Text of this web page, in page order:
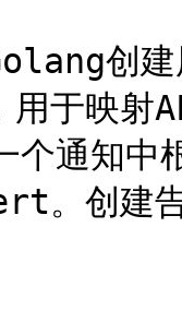
创
用于映射
通知中
。创建